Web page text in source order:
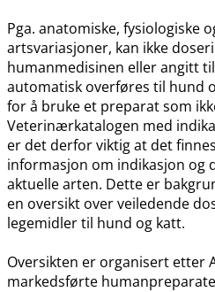
Pga. anatomiske, fysiologiske
artsvariasjoner, kan ikke
humanmedisinen eller angitt
automatisk overføres til hund
for å bruke et preparat som
Veterinærkatalogen med
er det derfor viktig at det
informasjon om indikasjon og
aktuelle arten. Dette er
en oversikt over veiledende
legemidler til hund og katt.
Oversikten er organisert etter
markedsførte